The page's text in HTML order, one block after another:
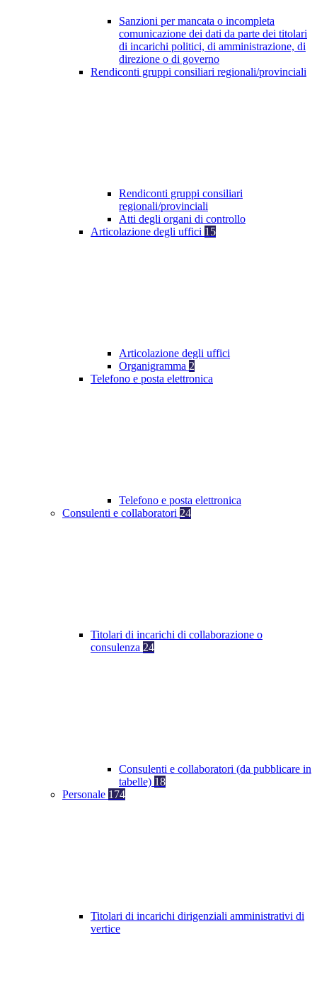
Sanzioni per mancata o incompleta
comunicazione dei dati da parte dei titolari
di incarichi politici, di amministrazione, di
direzione o di governo
Rendiconti gruppi consiliari regionali/provinciali
Rendiconti gruppi consiliari
regionali/provinciali
Atti degli organi di controllo
Articolazione degli uffici 15
Articolazione degli uffici
Organigramma 2
Telefono e posta elettronica
Telefono e posta elettronica
Consulenti e collaboratori 24
Titolari di incarichi di collaborazione o
consulenza 24
Consulenti e collaboratori (da pubblicare in
tabelle) 18
Personale 174
Titolari di incarichi dirigenziali amministrativi di
vertice